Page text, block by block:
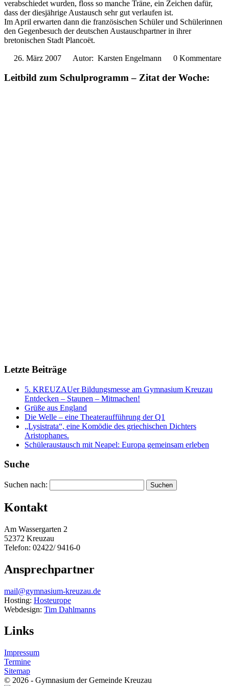
verabschiedet wurden, floss so manche Träne, ein Zeichen dafür,
dass der diesjährige Austausch sehr gut verlaufen ist.
Im April erwarten dann die französischen Schüler und Schülerinnen
den Gegenbesuch der deutschen Austauschpartner in ihrer
bretonischen Stadt Plancoët.
26. März 2007 Autor: Karsten Engelmann 0 Kommentare
Leitbild zum Schulprogramm – Zitat der Woche:
Letzte Beiträge
5. KREUZAUer Bildungsmesse am Gymnasium Kreuzau
Entdecken – Staunen – Mitmachen!
Grüße aus England
Die Welle – eine Theateraufführung der Q1
„Lysistrata“, eine Komödie des griechischen Dichters
Aristophanes.
Schüleraustausch mit Neapel: Europa gemeinsam erleben
Suche
Suchen nach:
Kontakt
Am Wassergarten 2
52372 Kreuzau
Telefon: 02422/ 9416-0
Ansprechpartner
mail@gymnasium-kreuzau.de
Hosting: Hosteurope
Webdesign: Tim Dahlmanns
Links
Impressum
Termine
Sitemap
© 2026 - Gymnasium der Gemeinde Kreuzau